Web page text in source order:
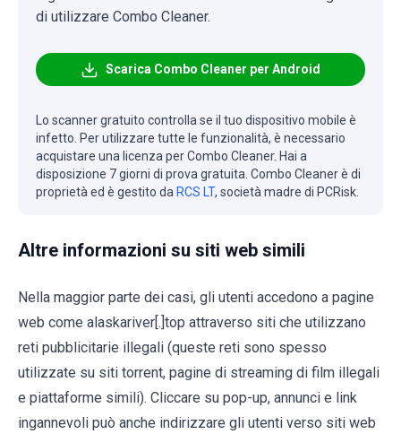
di utilizzare Combo Cleaner.
Scarica Combo Cleaner per Android
Lo scanner gratuito controlla se il tuo dispositivo mobile è
infetto. Per utilizzare tutte le funzionalità, è necessario
acquistare una licenza per Combo Cleaner. Hai a
disposizione 7 giorni di prova gratuita. Combo Cleaner è di
proprietà ed è gestito da RCS LT, società madre di PCRisk.
Altre informazioni su siti web simili
Nella maggior parte dei casi, gli utenti accedono a pagine
web come alaskariver[.]top attraverso siti che utilizzano
reti pubblicitarie illegali (queste reti sono spesso
utilizzate su siti torrent, pagine di streaming di film illegali
e piattaforme simili). Cliccare su pop-up, annunci e link
ingannevoli può anche indirizzare gli utenti verso siti web